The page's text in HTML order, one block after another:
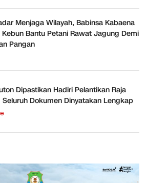
Menjaga Wilayah, Babinsa Kabaena
Kebun Bantu Petani Rawat Jagung Demi
Pangan
Dipastikan Hadiri Pelantikan Raja
Seluruh Dokumen Dinyatakan Lengkap